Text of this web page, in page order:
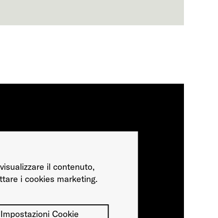
il contenuto,
i cookies marketing.
Impostazioni Cookie